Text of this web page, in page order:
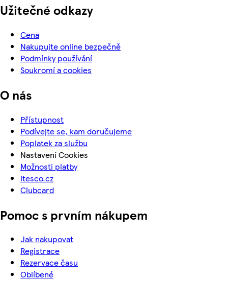
Užitečné odkazy
Cena
Nakupujte online bezpečně
Podmínky používání
Soukromí a cookies
O nás
Přístupnost
Podívejte se, kam doručujeme
Poplatek za službu
Nastavení Cookies
Možnosti platby
itesco.cz
Clubcard
Pomoc s prvním nákupem
Jak nakupovat
Registrace
Rezervace času
Oblíbené